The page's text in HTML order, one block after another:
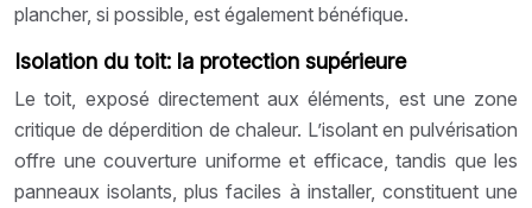
plancher, si possible, est également bénéfique.
Isolation du toit: la protection supérieure
Le toit, exposé directement aux éléments, est une zone
critique de déperdition de chaleur. L’isolant en pulvérisation
offre une couverture uniforme et efficace, tandis que les
panneaux isolants, plus faciles à installer, constituent une